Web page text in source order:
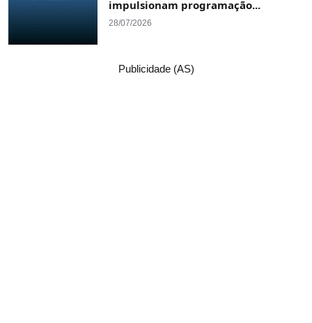
impulsionam programação...
28/07/2026
Publicidade (AS)